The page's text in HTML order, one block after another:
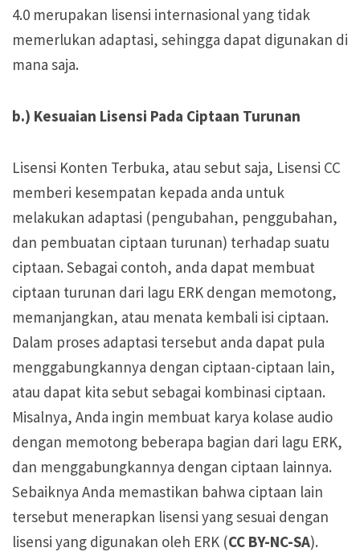
4.0 merupakan lisensi internasional yang tidak
memerlukan adaptasi, sehingga dapat digunakan di
mana saja.
b.) Kesuaian Lisensi Pada Ciptaan Turunan
Lisensi Konten Terbuka, atau sebut saja, Lisensi CC
memberi kesempatan kepada anda untuk
melakukan adaptasi (pengubahan, penggubahan,
dan pembuatan ciptaan turunan) terhadap suatu
ciptaan. Sebagai contoh, anda dapat membuat
ciptaan turunan dari lagu ERK dengan memotong,
memanjangkan, atau menata kembali isi ciptaan.
Dalam proses adaptasi tersebut anda dapat pula
menggabungkannya dengan ciptaan-ciptaan lain,
atau dapat kita sebut sebagai kombinasi ciptaan.
Misalnya, Anda ingin membuat karya kolase audio
dengan memotong beberapa bagian dari lagu ERK,
dan menggabungkannya dengan ciptaan lainnya.
Sebaiknya Anda memastikan bahwa ciptaan lain
tersebut menerapkan lisensi yang sesuai dengan
lisensi yang digunakan oleh ERK (CC BY-NC-SA).